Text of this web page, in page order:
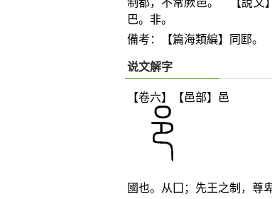
制都，不常厥邑。 【說文
巴。非。
備考：【篇海類編】同邼。
说文解字
【卷六】【邑部】 邑
國也。从囗；先王之制，尊